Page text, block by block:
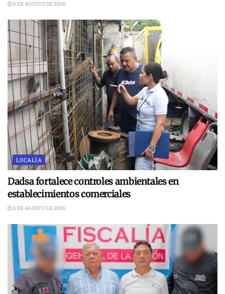
6 DE AGOSTO DE 2026
LOCALÍA
Dadsa fortalece controles ambientales en
establecimientos comerciales
6 DE AGOSTO DE 2026